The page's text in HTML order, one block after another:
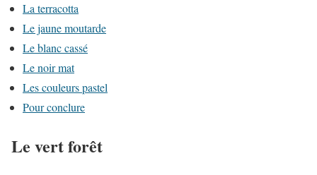
La terracotta
Le jaune moutarde
Le blanc cassé
Le noir mat
Les couleurs pastel
Pour conclure
Le vert forêt